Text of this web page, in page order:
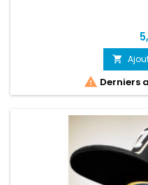

 Derniers